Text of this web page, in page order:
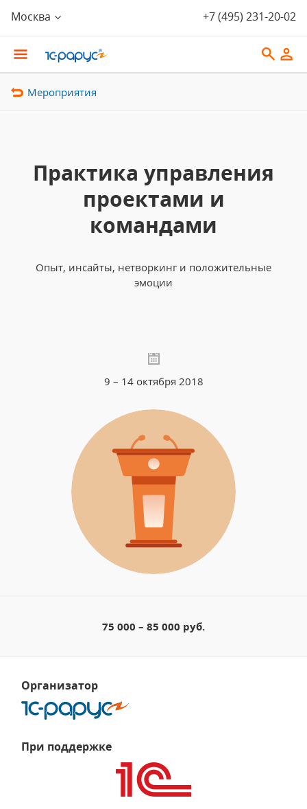
Москва +7 (495) 231-20-02
Мероприятия
Практика управления
проектами и
командами
Опыт, инсайты, нетворкинг и положительные
эмоции
9 – 14 октября 2018
75 000 – 85 000 руб.
Организатор
При поддержке